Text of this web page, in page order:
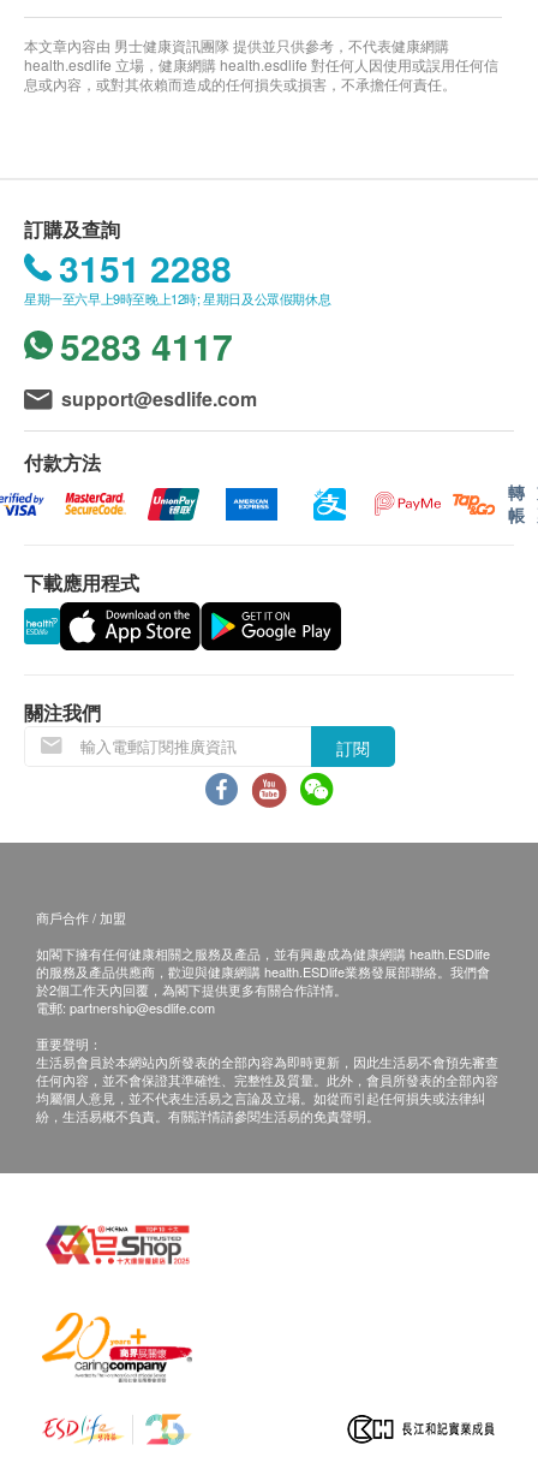
本文章內容由 男士健康資訊團隊 提供並只供參考，不代表健康網購
health.esdlife 立場，健康網購 health.esdlife 對任何人因使用或誤用任何信
息或內容，或對其依賴而造成的任何損失或損害，不承擔任何責任。
訂購及查詢
3151 2288
星期一至六早上9時至晚上12時; 星期日及公眾假期休息
5283 4117
support@esdlife.com
付款方法
轉
帳
下載應用程式
關注我們
訂閱
商戶合作 / 加盟
如閣下擁有任何健康相關之服務及產品，並有興趣成為健康網購 health.ESDlife
的服務及產品供應商，歡迎與健康網購 health.ESDlife業務發展部聯絡。我們會
於2個工作天內回覆，為閣下提供更多有關合作詳情。
電郵: partnership@esdlife.com
重要聲明：
生活易會員於本網站內所發表的全部內容為即時更新，因此生活易不會預先審查
任何內容，並不會保證其準確性、完整性及質量。此外，會員所發表的全部內容
均屬個人意見，並不代表生活易之言論及立場。如從而引起任何損失或法律糾
紛，生活易概不負責。有關詳情請參閱生活易的免責聲明。